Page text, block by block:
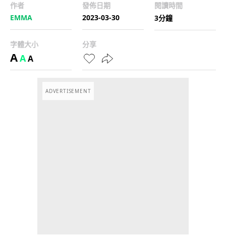
作者
EMMA
發佈日期
2023-03-30
閱讀時間
3分鐘
字體大小
AAA
分享
ADVERTISEMENT